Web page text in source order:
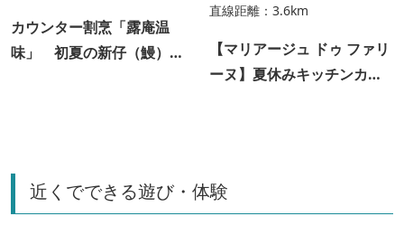
カウンター割烹「露庵温
味」 初夏の新仔（鰻）ラ
直線距離：3.6km
【マリアージュ ドゥ ファリ
ーヌ】夏休みキッチンカー
近くでできる遊び・体験